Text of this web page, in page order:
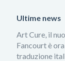
Ultime news
Art Cure, il
Fancourt è
traduzione